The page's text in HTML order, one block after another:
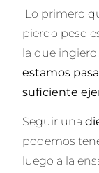
Lo primero
pierdo peso
la que
estamos
suficiente
Seguir una
podemos
luego a la